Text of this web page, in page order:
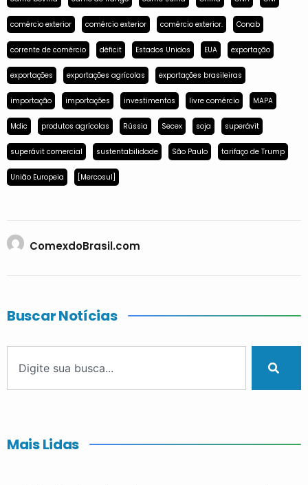
comércio exterior comércio exterior comércio exterior. Conab
corrente de comércio déficit Estados Unidos EUA exportação
exportações exportações agrícolas exportações brasileiras
importação importações investimentos livre comércio MAPA
Mdic produtos agrícolas Rússia Secex soja superávit
superávit comercial sustentabilidade São Paulo tarifaço de Trump
União Europeia [Mercosul]
ComexdoBrasil.com
Buscar Notícias
Mais Lidas